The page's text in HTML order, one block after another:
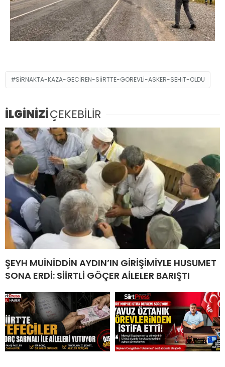
SIRNAKTA-KAZA-GECIREN-SIIRTTE-GOREVLI-ASKER-SEHIT-OLDU
İLGİNİZİÇEKEBİLİR
ŞEYH MUİNİDDİN AYDIN’IN GİRİŞİMİYLE HUSUMET
SONA ERDİ: SİİRTLİ GÖÇER AİLELER BARIŞTI